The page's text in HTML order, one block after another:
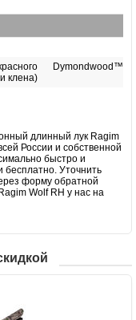
Dymondwood™
клена)
длинный лук Ragim
России и собственной
быстро и
бесплатно. Уточнить
форму обратной
Wolf RH у нас на